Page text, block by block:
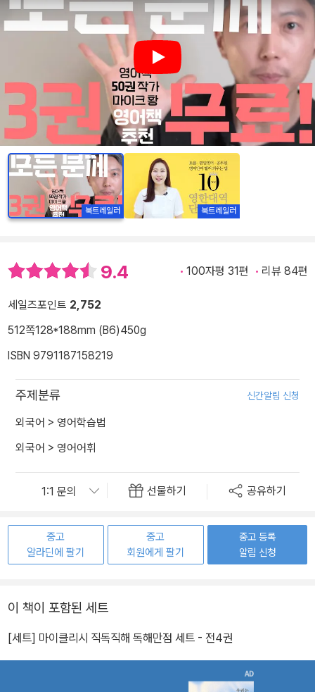
Play
북트레일러 북트레일러
9.4 100자평 31편 리뷰 84편
세일즈포인트 2,752
512쪽128*188mm (B6)450g
ISBN 9791187158219
주제분류 신간알림 신청
외국어 > 영어학습법
외국어 > 영어어휘
선물하기 공유하기
중고
알라딘에 팔기
중고
회원에게 팔기
중고 등록
알림 신청
이 책이 포함된 세트
[세트] 마이클리시 직독직해 독해만점 세트 - 전4권